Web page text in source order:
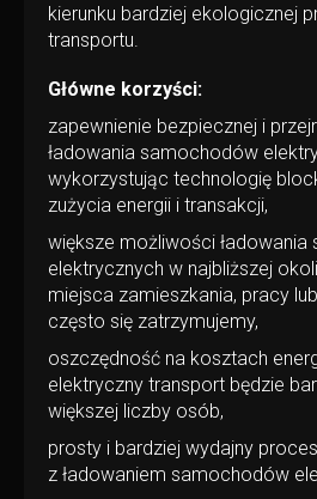
kierunku bardziej ekologicznej
transportu.
Główne korzyści:
zapewnienie bezpiecznej i
ładowania samochodów
wykorzystując technologię
zużycia energii i transakcji,
większe możliwości
elektrycznych w najbliższej
miejsca zamieszkania, pracy
często się zatrzymujemy,
oszczędność na kosztach
elektryczny transport będzie
większej liczby osób,
prosty i bardziej wydajny
z ładowaniem samochodów